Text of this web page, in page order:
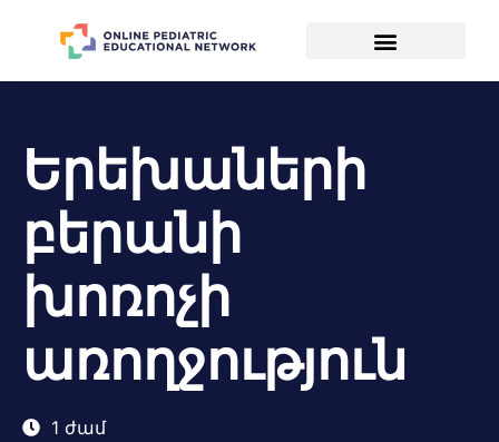
Երեխաների
բերանի
խոռոչի
առողջություն
1 ժամ